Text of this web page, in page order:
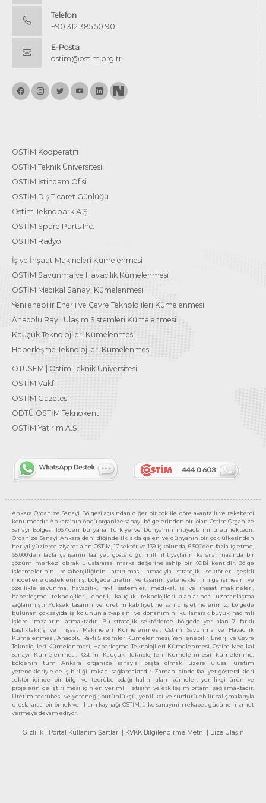
Telefon
+90 312 385 50 90
E-Posta
ostim@ostim.org.tr
OSTİM Kooperatifi
OSTİM Teknik Üniversitesi
OSTİM İstihdam Ofisi
OSTİM Dış Ticaret Günlüğü
Ostim Teknopark A.Ş.
OSTİM Spare Parts Inc.
OSTİM Radyo
İş ve İnşaat Makineleri Kümelenmesi
OSTİM Savunma ve Havacılık Kümelenmesi
OSTİM Medikal Sanayi Kümelenmesi
Yenilenebilir Enerji ve Çevre Teknolojileri Kümelenmesi
Anadolu Raylı Ulaşım Sistemleri Kümelenmesi
Kauçuk Teknolojileri Kümelenmesi
Haberleşme Teknolojileri Kümelenmesi
OTÜSEM | Ostim Teknik Üniversitesi
OSTİM Vakfı
OSTİM Gazetesi
ODTÜ OSTİM Teknokent
OSTİM Yatırım A.Ş.
Ankara Organize Sanayi Bölgesi açısından diğer bir çok ile göre avantajlı ve rekabetçi
konumdadır. Ankara’nın öncü organize sanayi bölgelerinden biri olan Ostim Organize
Sanayi Bölgesi 1967’den bu yana Türkiye ve Dünya’nın ihtiyaçlarını üretmektedir.
Organize Sanayi Ankara denildiğinde ilk akla gelen ve dünyanın bir çok ülkesinden
her yıl yüzlerce ziyaret alan OSTİM, 17 sektör ve 139 işkolunda, 6.500’den fazla işletme,
65.000’den fazla çalışanın faaliyet gösterdiği, milli ihtiyaçların karşılanmasında bir
çözüm merkezi olarak uluslararası marka değerine sahip bir KOBİ kentidir. Bölge
işletmelerinin rekabetçiliğinin artırılması amacıyla stratejik sektörler çeşitli
modellerle desteklenmiş, bölgede üretim ve tasarım yeteneklerinin gelişmesini ve
özellikle savunma, havacılık, raylı sistemler, medikal, iş ve inşaat makineleri,
haberleşme teknolojileri, enerji, kauçuk teknolojileri alanlarında uzmanlaşma
sağlanmıştır.Yüksek tasarım ve üretim kabiliyetine sahip işletmelerimiz, bölgede
bulunan çok sayıda iş kolunun altyapısını ve donanımını kullanarak büyük hacimli
işlere imzalarını atmaktadır. Bu stratejik sektörlerde bölgede yer alan 7 farklı
başlıktaki(İş ve inşaat Makineleri Kümelenmesi, Ostim Savunma ve Havacılık
Kümelenmesi, Anadolu Raylı Sistemler Kümelenmesi, Yenilenebilir Enerji ve Çevre
Teknolojileri Kümelenmesi, Haberleşme Teknolojileri Kümelenmesi, Ostim Medikal
Sanayi Kümelenmesi, Ostim Kauçuk Teknolojileri Kümelenmesi) kümelenme,
bölgenin tüm Ankara organize sanayisi başta olmak üzere ulusal üretim
yetenekleriyle de iş birliği imkanı sağlamaktadır. Zaman içinde faaliyet gösterdikleri
sektör içinde bir bilgi ve tecrübe odağı halini alan kümeler, yenilikçi ürün ve
projelerin geliştirilmesi için en verimli iletişim ve etkileşim ortamı sağlamaktadır.
Üretim tecrübesi ve yeteneği; bütünlükçü, yenilikçi ve sürdürülebilir çalışmalarıyla
uluslararası bir örnek ve ilham kaynağı OSTİM, ülke sanayinin rekabet gücüne hizmet
vermeye devam ediyor.
Gizlilik | Portal Kullanım Şartları | KVKK Bilgilendirme Metni | Bize Ulaşın